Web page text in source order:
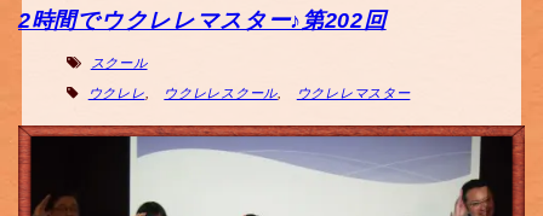
2時間でウクレレマスター♪第202回
スクール
ウクレレ ウクレレスクール, ウクレレマスター